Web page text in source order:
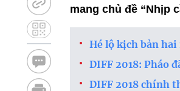
mang chủ đề “Nhịp
Hé lộ kịch bản
DIFF 2018: Pháo
DIFF 2018 chính